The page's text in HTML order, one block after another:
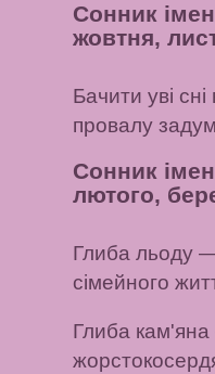
Сонник
жовтня,
Бачити уві
провалу
Сонник
лютого,
Глиба льоду —
сімейного
Глиба кам'яна